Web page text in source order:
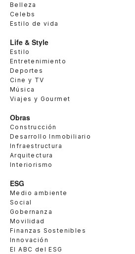
Belleza
Celebs
Estilo de vida
Life & Style
Estilo
Entretenimiento
Deportes
Cine y TV
Música
Viajes y Gourmet
Obras
Construcción
Desarrollo Inmobiliario
Infraestructura
Arquitectura
Interiorismo
ESG
Medio ambiente
Social
Gobernanza
Movilidad
Finanzas Sostenibles
Innovación
El ABC del ESG